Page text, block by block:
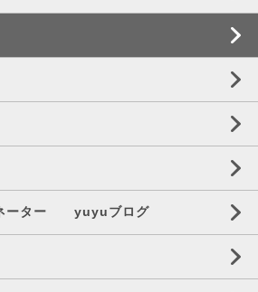
ネーター yuyuブログ